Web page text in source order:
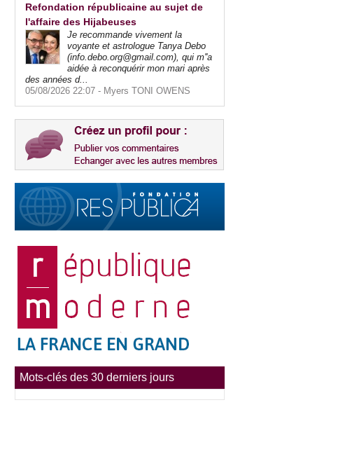
Refondation républicaine au sujet de
l'affaire des Hijabeuses
Je recommande vivement la
voyante et astrologue Tanya Debo
(info.debo.org@gmail.com), qui m''a
aidée à reconquérir mon mari après
des années d...
05/08/2026 22:07 - Myers TONI OWENS
Mots-clés des 30 derniers jours